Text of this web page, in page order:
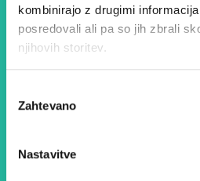
kombinirajo z drugimi
posredovali ali pa so jih zbrali
njihovih storitev.
soglasja
Zahtevano
Nastavitve
in ostanite na
našimi
E-pošta *